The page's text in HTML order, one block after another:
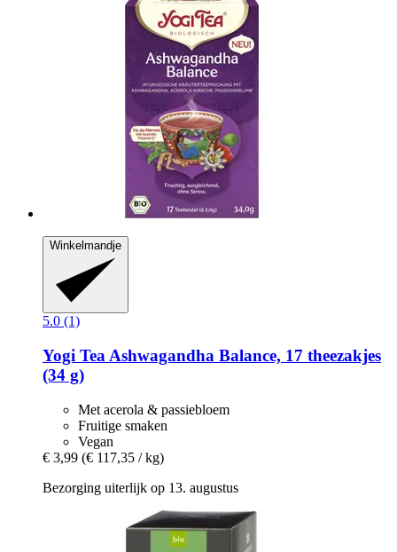
Winkelmandje
5.0 (1)
Yogi Tea Ashwagandha Balance, 17 theezakjes
(34 g)
Met acerola & passiebloem
Fruitige smaken
Vegan
€ 3,99 (€ 117,35 / kg)
Bezorging uiterlijk op 13. augustus